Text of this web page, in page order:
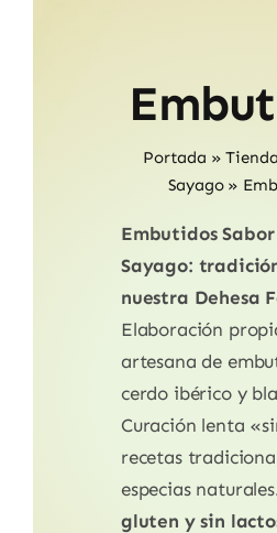
Portada »
Sayago»
Embutidos
Sayago:
nuestra Dehesa
Elaboración
artesana de
cerdo ibérico y
Curación lenta
recetas
especias
gluten y sin